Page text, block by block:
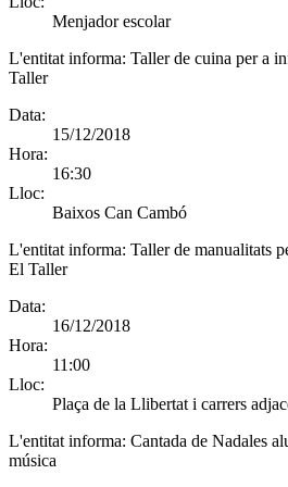
Menjador escolar
L'entitat informa: Taller de cuina per a
Taller
Data:
15/12/2018
Hora:
16:30
Lloc:
Baixos Can Cambó
L'entitat informa: Taller de manualitats
El Taller
Data:
16/12/2018
Hora:
11:00
Lloc:
Plaça de la Llibertat i carrers
L'entitat informa: Cantada de Nadales
música